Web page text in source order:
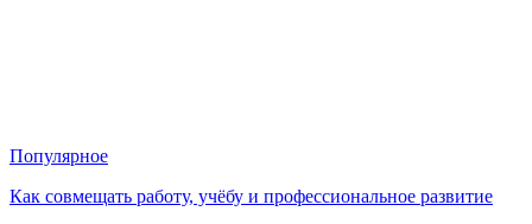
Популярное
Как совмещать работу, учёбу и профессиональное развитие